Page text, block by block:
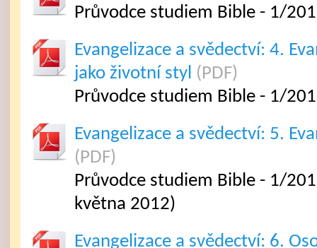
Průvodce studiem Bible - 1/
Evangelizace a svědectví: 4.
jako životní styl (PDF)
Průvodce studiem Bible - 1/
Evangelizace a svědectví: 5.
(PDF)
Průvodce studiem Bible - 1/
května 2012)
Evangelizace a svědectví: 6.